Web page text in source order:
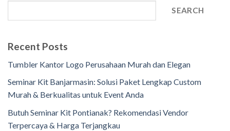
SEARCH
Recent Posts
Tumbler Kantor Logo Perusahaan Murah dan Elegan
Seminar Kit Banjarmasin: Solusi Paket Lengkap Custom
Murah & Berkualitas untuk Event Anda
Butuh Seminar Kit Pontianak? Rekomendasi Vendor
Terpercaya & Harga Terjangkau